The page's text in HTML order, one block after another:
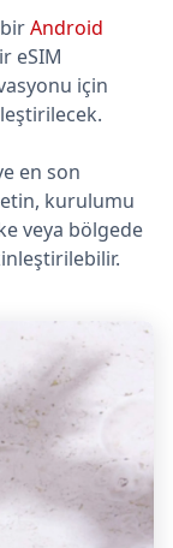
Android
eSIM
için
en son
kurulumu
veya bölgede